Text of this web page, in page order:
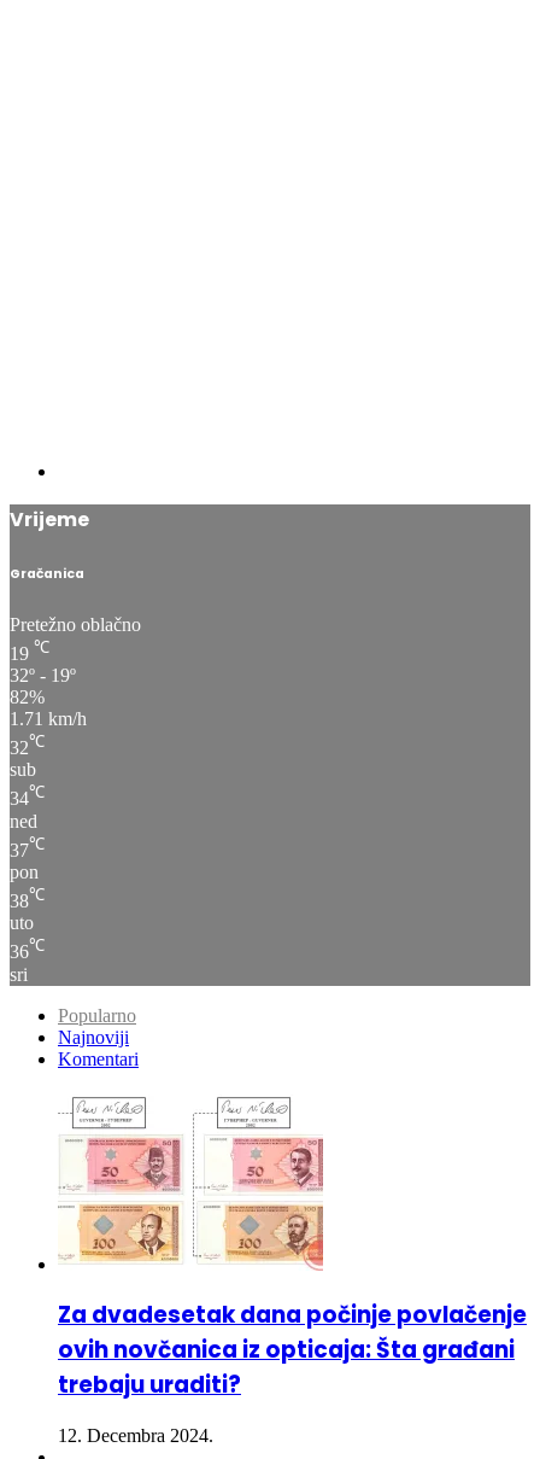
Vrijeme
Gračanica
Pretežno oblačno
19 ℃
32º - 19º
82%
1.71 km/h
32℃
sub
34℃
ned
37℃
pon
38℃
uto
36℃
sri
Popularno
Najnoviji
Komentari
Za dvadesetak dana počinje povlačenje
ovih novčanica iz opticaja: Šta građani
trebaju uraditi?
12. Decembra 2024.